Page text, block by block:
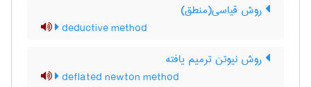
روش قیاسی(منطق)
deductive method
روش نیوتن ترمیم یافته
deflated newton method